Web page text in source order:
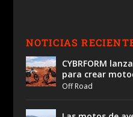
NOTICIAS
CYBRFORM
para crear
Off Road